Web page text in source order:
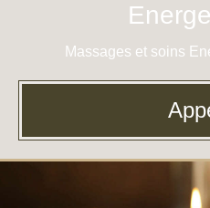
Massages et soins